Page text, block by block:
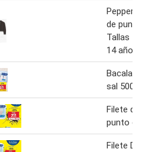
de
Tallas
14 años
Bacalao
sal 500g
Filete
punto
Filete